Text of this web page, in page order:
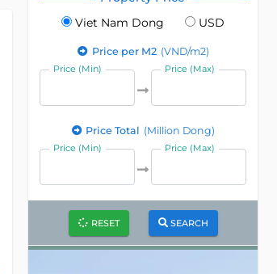
Viet Nam Dong
USD
Price per M2 (VND/m2)
Price (Min) Price (Max)
Price Total (Million Dong)
Price (Min) Price (Max)
RESET SEARCH